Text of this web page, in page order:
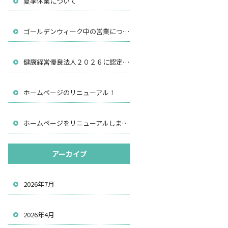
ゴールデンウィーク中の営業について
健康経営優良法人２０２６に認定されました
ホームページのリニューアル！
ホームページをリニューアルしました。
アーカイブ
2026年7月
2026年4月